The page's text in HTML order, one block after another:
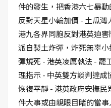
件的發生，把香港六七暴
反對天星小輪加價 - 土瓜
港九各界同胞反對港英迫
派自製土炸彈，炸死無辜
彈燒死 - 港英凌厲執法 - 罷
理指示 - 中英雙方談判達
恢復平靜 - 港英政府安撫
件大事或由親眼目睹的當